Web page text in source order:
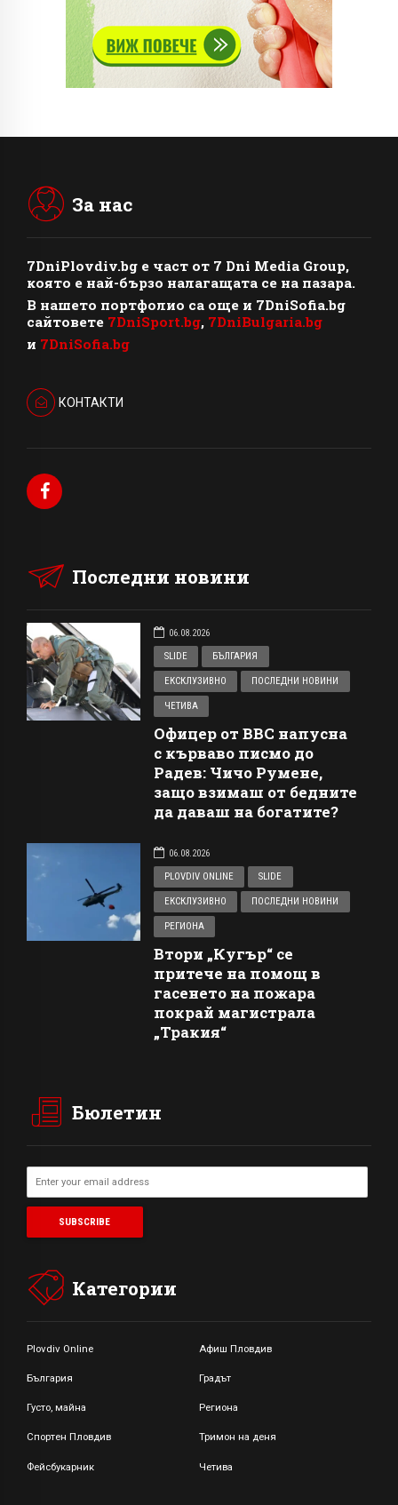
За нас
7DniPlovdiv.bg e част от 7 Dni Media Group,
която е най-бързо налагащата се на пазара.
В нашето портфолио са още и 7DniSofia.bg
сайтовете 7DniSport.bg, 7DniBulgaria.bg
и 7DniSofia.bg
КОНТАКТИ
Последни новини
06.08.2026
SLIDE
БЪЛГАРИЯ
ЕКСКЛУЗИВНО ПОСЛЕДНИ НОВИНИ
ЧЕТИВА
Офицер от ВВС напусна
с кърваво писмо до
Радев: Чичо Румене,
защо взимаш от бедните
да даваш на богатите?
06.08.2026
PLOVDIV ONLINE
SLIDE
ЕКСКЛУЗИВНО ПОСЛЕДНИ НОВИНИ
РЕГИОНА
Втори „Кугър“ се
притече на помощ в
гасенето на пожара
покрай магистрала
„Тракия“
Бюлетин
Категории
Plovdiv Online Афиш Пловдив
България Градът
Густо, майна Региона
Спортен Пловдив Тримон на деня
Фейсбукарник Четива